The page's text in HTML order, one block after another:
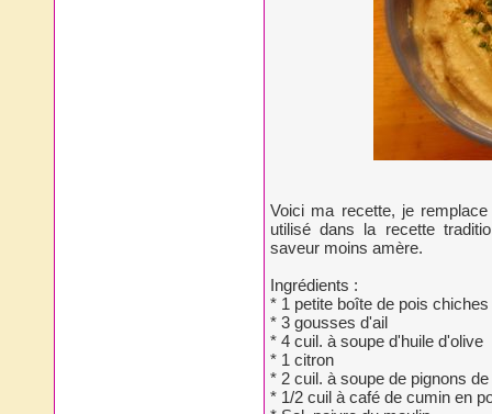
Voici ma recette, je
utilisé dans la recette
saveur moins amère.
Ingrédients :
* 1 petite boîte de pois chiches
* 3 gousses d'ail
* 4 cuil. à soupe d'huile d'olive
* 1 citron
* 2 cuil. à soupe de pignons de
* 1/2 cuil à café de cumin en